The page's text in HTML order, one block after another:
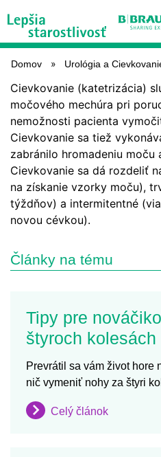
CIEVKOVANIE
Domov Urológia a
Cievkovanie (katetrizácia)
močového mechúra pri
nemožnosti pacienta
Cievkovanie sa tiež
zabránilo hromadeniu
Cievkovanie sa dá rozdeliť
na získanie vzorky moču),
týždňov) a intermitentné
novou cévkou).
Články na tému
Tipy pre
štyroch kolesách
Prevrátil sa vám život hore
nič vymeniť nohy za štyri
Celý článok